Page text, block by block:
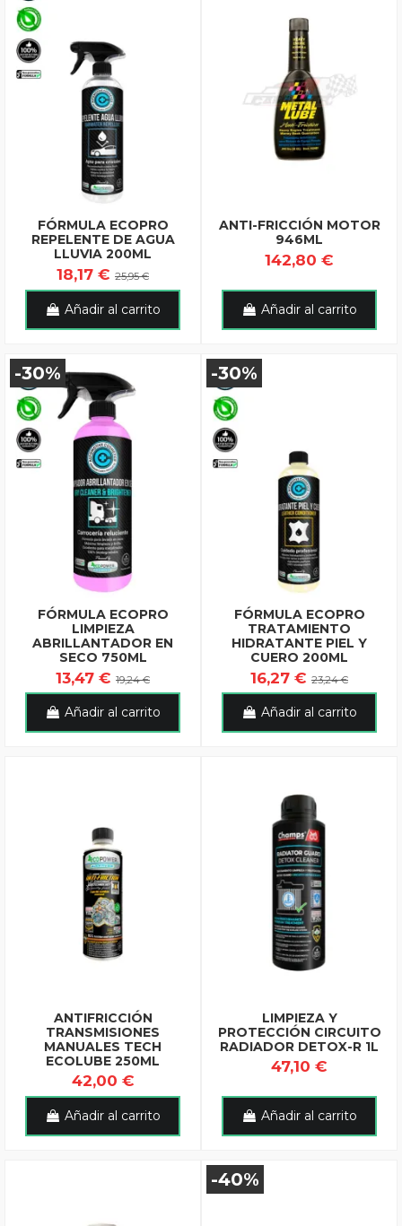
FÓRMULA ECOPRO
REPELENTE DE AGUA
LLUVIA 200ML
18,17 € 25,95 €
Añadir al carrito
ANTI-FRICCIÓN MOTOR
946ML
142,80 €
Añadir al carrito
-30%
FÓRMULA ECOPRO
LIMPIEZA
ABRILLANTADOR EN
SECO 750ML
13,47 € 19,24 €
Añadir al carrito
-30%
FÓRMULA ECOPRO
TRATAMIENTO
HIDRATANTE PIEL Y
CUERO 200ML
16,27 € 23,24 €
Añadir al carrito
ANTIFRICCIÓN
TRANSMISIONES
MANUALES TECH
ECOLUBE 250ML
42,00 €
Añadir al carrito
LIMPIEZA Y
PROTECCIÓN CIRCUITO
RADIADOR DETOX-R 1L
47,10 €
Añadir al carrito
-40%